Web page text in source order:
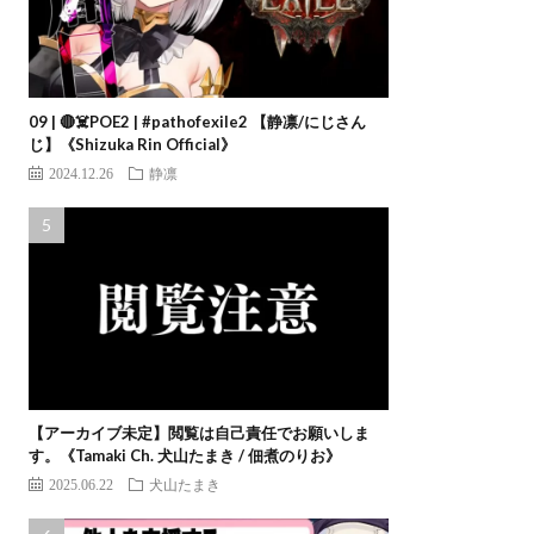
09 | 🔴☠️POE2 | #pathofexile2 【静凛/にじさん
じ】《Shizuka Rin Official》
2024.12.26 静凛
【アーカイブ未定】閲覧は自己責任でお願いしま
す。《Tamaki Ch. 犬山たまき / 佃煮のりお》
2025.06.22 犬山たまき